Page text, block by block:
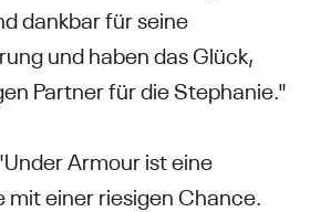
dankbar für seine
und haben das Glück,
Partner für die Stephanie."
Armour ist eine
mit einer riesigen Chance.